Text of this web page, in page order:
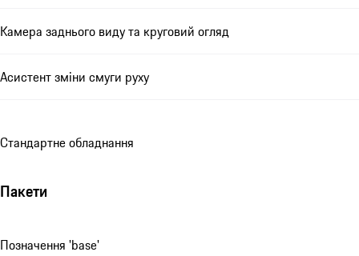
Камера заднього виду та круговий огляд
Асистент зміни смуги руху
Стандартне обладнання
Пакети
Позначення 'base'